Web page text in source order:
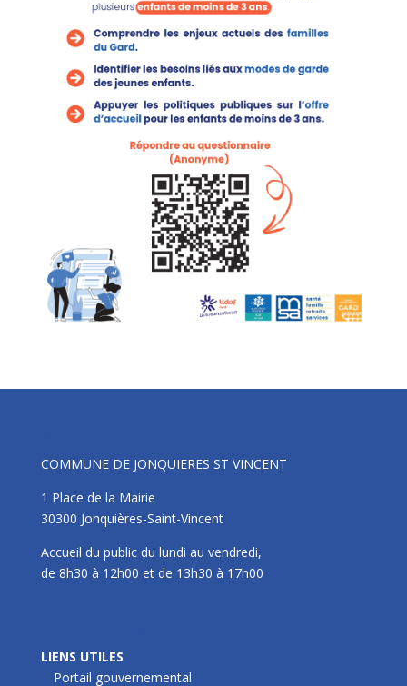
COMMUNE DE JONQUIERES ST VINCENT
1 Place de la Mairie
30300 Jonquières-Saint-Vincent
Accueil du public du lundi au vendredi,
de 8h30 à 12h00 et de 13h30 à 17h00
LIENS UTILES
Portail gouvernemental